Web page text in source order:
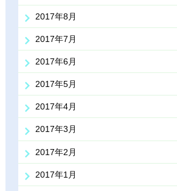
2017年8月
2017年7月
2017年6月
2017年5月
2017年4月
2017年3月
2017年2月
2017年1月